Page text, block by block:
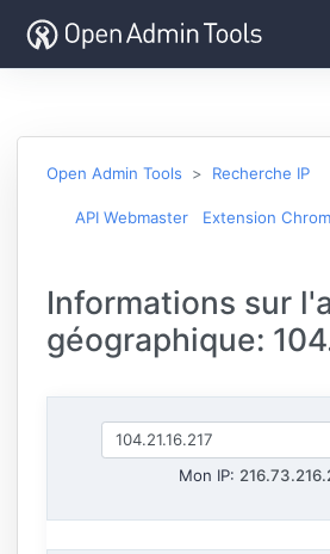
Open Admin Tools Recherche IP
API Webmaster Extension
Informations sur
géographique:
Mon IP: